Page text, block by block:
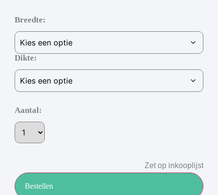
Breedte
Dikte
Aantal:
Bestellen
Zet op inkooplijst